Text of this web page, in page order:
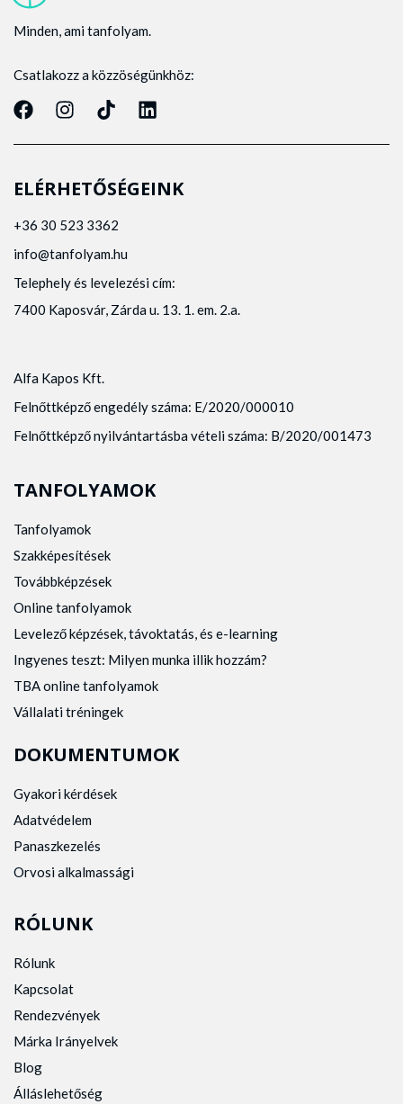
Minden, ami tanfolyam.
Csatlakozz a közzöségünkhöz:
ELÉRHETŐSÉGEINK
+36 30 523 3362
info@tanfolyam.hu
Telephely és levelezési cím:
7400 Kaposvár, Zárda u. 13. 1. em. 2.a.
Alfa Kapos Kft.
Felnőttképző engedély száma: E/2020/000010
Felnőttképző nyilvántartásba vételi száma: B/2020/001473
TANFOLYAMOK
Tanfolyamok
Szakképesítések
Továbbképzések
Online tanfolyamok
Levelező képzések, távoktatás, és e-learning
Ingyenes teszt: Milyen munka illik hozzám?
TBA online tanfolyamok
Vállalati tréningek
DOKUMENTUMOK
Gyakori kérdések
Adatvédelem
Panaszkezelés
Orvosi alkalmassági
RÓLUNK
Rólunk
Kapcsolat
Rendezvények
Márka Irányelvek
Blog
Álláslehetőség